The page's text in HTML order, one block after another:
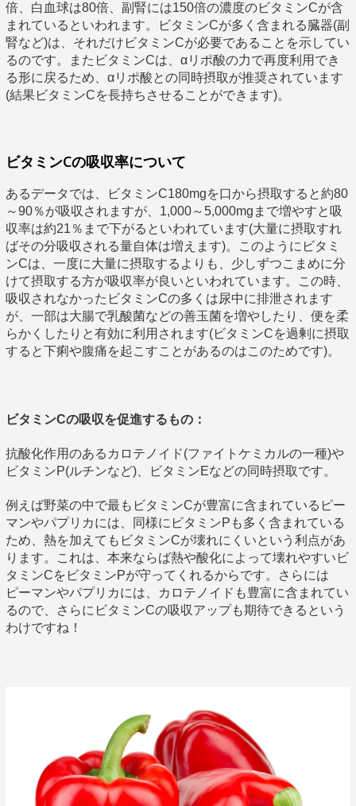
倍、白血球は80倍、副腎には150倍の濃度のビタミンCが含
まれているといわれます。ビタミンCが多く含まれる臓器(副
腎など)は、それだけビタミンCが必要であることを示してい
るのです。またビタミンCは、αリポ酸の力で再度利用でき
る形に戻るため、αリポ酸との同時摂取が推奨されています
(結果ビタミンCを長持ちさせることができます)。
ビタミンCの吸収率について
あるデータでは、ビタミンC180mgを口から摂取すると約80
～90％が吸収されますが、1,000～5,000mgまで増やすと吸
収率は約21％まで下がるといわれています(大量に摂取すれ
ばその分吸収される量自体は増えます)。このようにビタミ
ンCは、一度に大量に摂取するよりも、少しずつこまめに分
けて摂取する方が吸収率が良いといわれています。この時、
吸収されなかったビタミンCの多くは尿中に排泄されます
が、一部は大腸で乳酸菌などの善玉菌を増やしたり、便を柔
らかくしたりと有効に利用されます(ビタミンCを過剰に摂取
すると下痢や腹痛を起こすことがあるのはこのためです)。
ビタミンCの吸収を促進するもの：
抗酸化作用のあるカロテノイド(ファイトケミカルの一種)や
ビタミンP(ルチンなど)、ビタミンEなどの同時摂取です。
例えば野菜の中で最もビタミンCが豊富に含まれているピー
マンやパプリカには、同様にビタミンPも多く含まれている
ため、熱を加えてもビタミンCが壊れにくいという利点があ
ります。これは、本来ならば熱や酸化によって壊れやすいビ
タミンCをビタミンPが守ってくれるからです。さらには
ピーマンやパプリカには、カロテノイドも豊富に含まれてい
るので、さらにビタミンCの吸収アップも期待できるという
わけですね！